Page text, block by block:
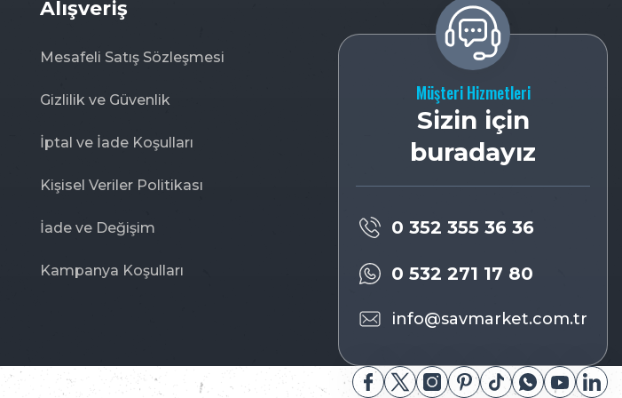
Alışveriş
Mesafeli Satış Sözleşmesi
Gizlilik ve Güvenlik
İptal ve İade Koşulları
Kişisel Veriler Politikası
İade ve Değişim
Kampanya Koşulları
Müşteri Hizmetleri
Sizin için
buradayız
0 352 355 36 36
0 532 271 17 80
info@savmarket.com.tr